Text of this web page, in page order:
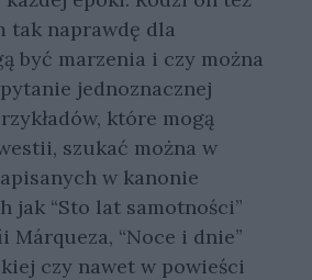
tak naprawdę dla
być marzenia i czy można
jednoznacznej
które mogą
szukać można w
w kanonie
jak “Sto lat samotności”
Márqueza, “Noce i dnie”
czy nawet w powieści